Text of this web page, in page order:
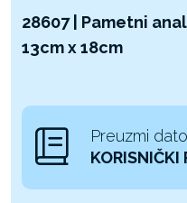
28607 | Pametni
13cm x 18cm
Preuzmi
KORISNIČKI